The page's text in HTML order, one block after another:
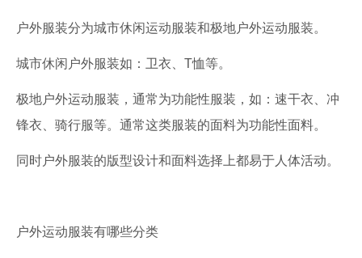
户外服装分为城市休闲运动服装和极地户外运动服装。
城市休闲户外服装如：卫衣、T恤等。
极地户外运动服装，通常为功能性服装，如：速干衣、冲
锋衣、骑行服等。通常这类服装的面料为功能性面料。
同时户外服装的版型设计和面料选择上都易于人体活动。
户外运动服装有哪些分类